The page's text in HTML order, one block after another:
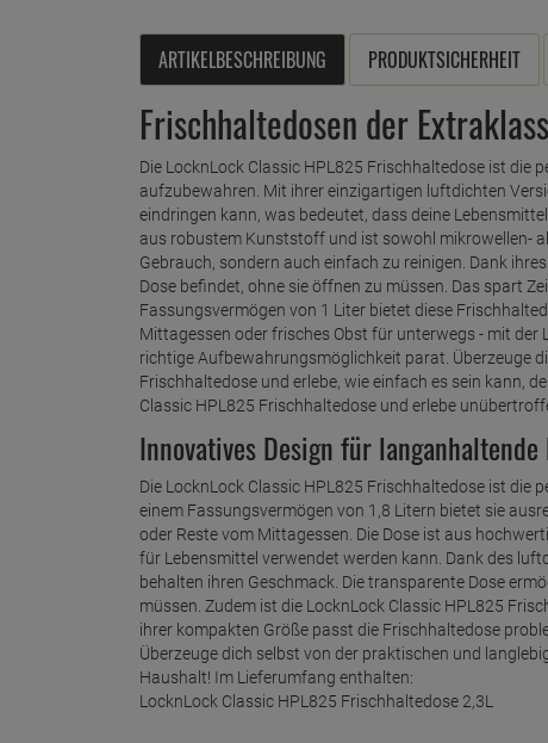
ARTIKELBESCHREIBUNG PRODUKTSICHERHEIT
Frischhaltedosen der
Die LocknLock Classic HPL825 Frischhaltedose ist die
aufzubewahren. Mit ihrer einzigartigen luftdichten
eindringen kann, was bedeutet, dass deine
aus robustem Kunststoff und ist sowohl mikrowellen-
Gebrauch, sondern auch einfach zu reinigen. Dank
Dose befindet, ohne sie öffnen zu müssen. Das spart
Fassungsvermögen von 1 Liter bietet diese
Mittagessen oder frisches Obst für unterwegs - mit
richtige Aufbewahrungsmöglichkeit parat. Überzeuge
Frischhaltedose und erlebe, wie einfach es sein kann,
Classic HPL825 Frischhaltedose und erlebe
Innovatives Design für
Die LocknLock Classic HPL825 Frischhaltedose ist
einem Fassungsvermögen von 1,8 Litern bietet sie
oder Reste vom Mittagessen. Die Dose ist aus
für Lebensmittel verwendet werden kann. Dank des
behalten ihren Geschmack. Die transparente Dose
müssen. Zudem ist die LocknLock Classic HPL825
ihrer kompakten Größe passt die Frischhaltedose
Überzeuge dich selbst von der praktischen und
Haushalt! Im Lieferumfang enthalten:
LocknLock Classic HPL825 Frischhaltedose 2,3L